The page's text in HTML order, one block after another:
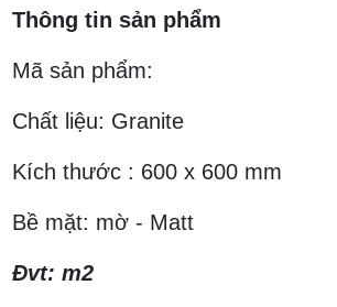
Thông tin sản phẩm
Mã sản phẩm:
Chất liệu: Granite
Kích thước : 600 x 600 mm
Bề mặt: mờ - Matt
Đvt: m2